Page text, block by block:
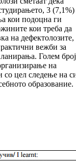
3 (7,1%)
кои подоцна ги
кои треба да
на дефектолозите,
вежби за
Голем
на
цел следење на
образование.